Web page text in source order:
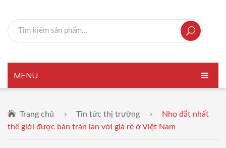
MENU
GIỚI THIỆU
Trang chủ Tin tức thị trường
Nho đắt nhất
thế giới được bán tràn lan với giá rẻ ở Việt Nam